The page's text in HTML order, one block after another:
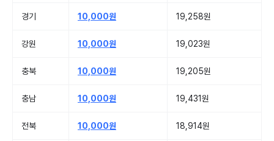
경기 10,000원 19,258원
강원 10,000원 19,023원
충북 10,000원 19,205원
충남 10,000원 19,431원
전북 10,000원 18,914원